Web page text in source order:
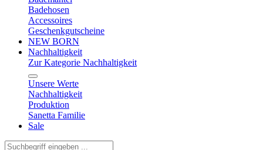
Badehosen
Accessoires
Geschenkgutscheine
NEW BORN
Nachhaltigkeit
Zur Kategorie Nachhaltigkeit
Unsere Werte
Nachhaltigkeit
Produktion
Sanetta Familie
Sale